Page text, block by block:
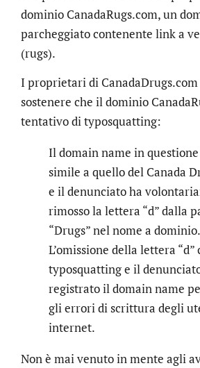
dominio CanadaRugs.com, un
parcheggiato contenente link a
(rugs).
I proprietari di
sostenere che il dominio
tentativo di typosquatting:
Il domain name in
simile a quello del Canada
e il denunciato ha
rimosso la lettera “d” dalla
“Drugs” nel nome a dominio.
L’omissione della lettera “d”
typosquatting e il
registrato il domain name
gli errori di scrittura degli
internet.
Non è mai venuto in mente agli